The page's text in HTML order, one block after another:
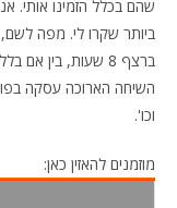
שהם בכלל הזמינו אותי.
ביותר שקרו לי. מפה לשם,
ברצף 8 שעות, בין
וכו'.
מוזמנים להאזין כאן: